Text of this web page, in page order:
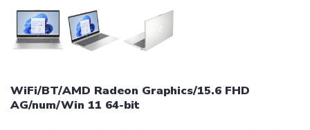
WiFi/BT/AMD Radeon Graphics/15.6 FHD
AG/num/Win 11 64-bit